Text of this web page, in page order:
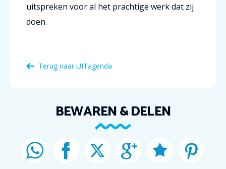
uitspreken voor al het prachtige werk dat zij
doen.
Terug naarUITagenda
BEWAREN & DELEN